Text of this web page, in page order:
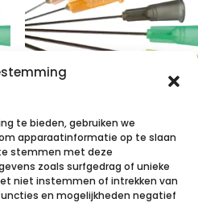
te bieden, gebruiken we
apparaatinformatie op te slaan
stemmen met deze
zoals surfgedrag of unieke
niet instemmen of intrekken van
en mogelijkheden negatief
TERUMO NAALD
AGANI 19G 1 1/2
RB IVOOR 100